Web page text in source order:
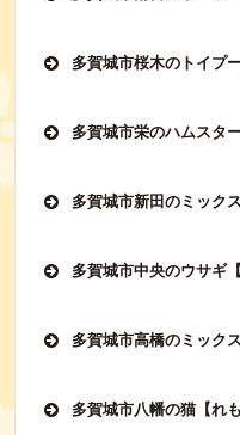
多賀城市桜木のトイプ
多賀城市栄のハムスタ
多賀城市新田のミック
多賀城市中央のウサギ
多賀城市高橋のミック
多賀城市八幡の猫【れ